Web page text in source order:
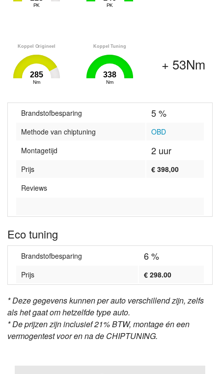
PK PK
Koppel Origineel
285
Nm
Koppel Tuning
338
Nm
+ 53Nm
Brandstofbesparing 5 %
Methode van chiptuning
OBD
Montagetijd
2 uur
Prijs
€ 398,00
Reviews
Eco tuning
Brandstofbesparing 6 %
Prijs € 298.00
* Deze gegevens kunnen per auto verschillend zijn, zelfs
als het gaat om hetzelfde type auto.
* De prijzen zijn inclusief 21% BTW, montage én een
vermogentest voor en na de CHIPTUNING.